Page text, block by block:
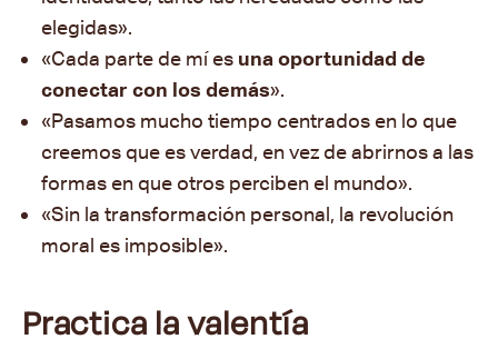
elegidas».
«Cada parte de mí es una oportunidad de
conectar con los demás».
«Pasamos mucho tiempo centrados en lo que
creemos que es verdad, en vez de abrirnos a las
formas en que otros perciben el mundo».
«Sin la transformación personal, la revolución
moral es imposible».
Practica la valentía